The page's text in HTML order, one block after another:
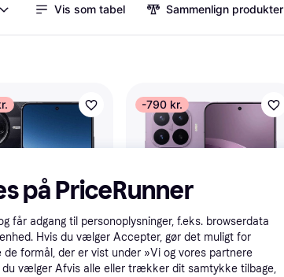
Vis som tabel Sammenlign produkter
-790 kr.
på PriceRunner
får adgang til personoplysninger, f.eks. browserdata
Hvis du vælger Accepter, gør det muligt for
formål, der er vist under »Vi og vores partnere
du vælger Afvis alle eller trækker dit samtykke tilbage,